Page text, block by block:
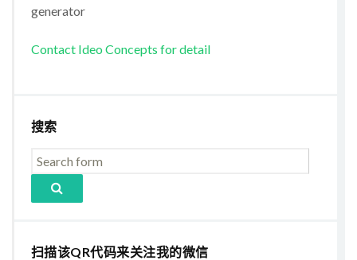
generator
Contact Ideo Concepts for detail
搜索
扫描该QR代码来关注我的微信